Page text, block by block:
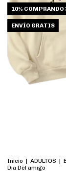
10% COMPRANDO
ENVÍO GRATIS
Inicio | ADULTOS |
Dia Del amigo